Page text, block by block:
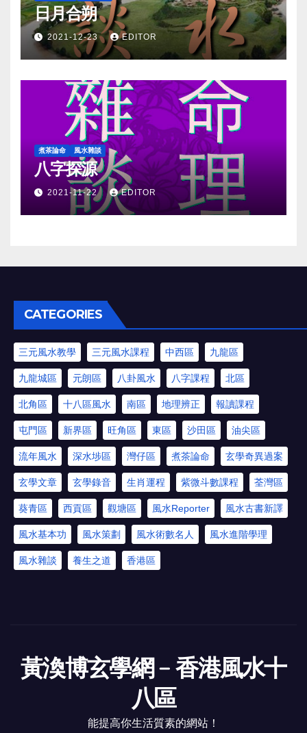
日月合朔
2021-12-23 EDITOR
煮茶論命 風水雜談
八字探源
2021-11-22 EDITOR
CATEGORIES
三元風水教學 三元風水課程 中西區 九龍區
九龍城區 元朗區 八卦風水 八字課程 北區
北角區 十八區風水 南區 地理辨正 報讀課程
屯門區 新界區 旺角區 東區 沙田區 油尖區
流年風水 深水埗區 灣仔區 煮茶論命 玄學奇異過案
玄學文章 玄學錄音 生肖運程 紫微斗數課程 荃灣區
葵青區 西貢區 觀塘區 風水Reporter 風水古書新譯
風水基本功 風水策劃 風水術數名人 風水進階學理
風水雜談 養生之道 香港區
黃渙博玄學網﹣香港風水十
八區
能提高你生活質素的網站！